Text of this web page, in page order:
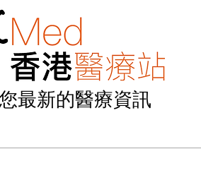
最新的醫療資訊